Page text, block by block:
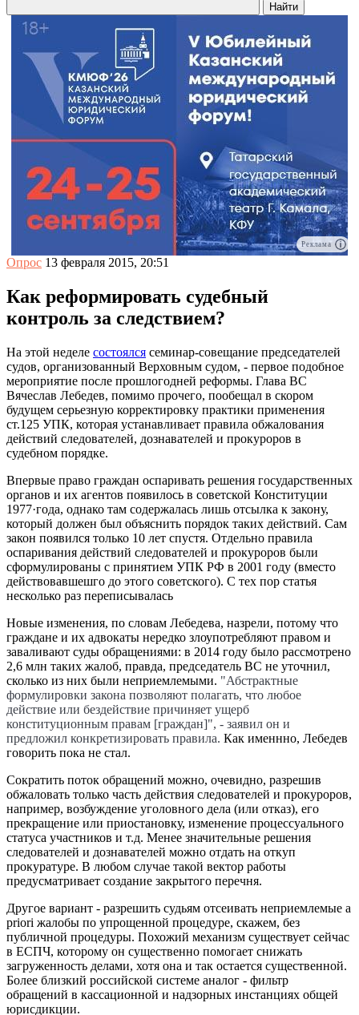
Найти
Реклама
Опрос 13 февраля 2015, 20:51
Как реформировать судебный
контроль за следствием?
На этой неделе состоялся семинар-совещание председателей
судов, организованный Верховным судом, - первое подобное
мероприятие после прошлогодней реформы. Глава ВС
Вячеслав Лебедев, помимо прочего, пообещал в скором
будущем серьезную корректировку практики применения
ст.125 УПК, которая устанавливает правила обжалования
действий следователей, дознавателей и прокуроров в
судебном порядке.
Впервые право граждан оспаривать решения государственных
органов и их агентов появилось в советской Конституции
1977·года, однако там содержалась лишь отсылка к закону,
который должен был объяснить порядок таких действий. Сам
закон появился только 10 лет спустя. Отдельно правила
оспаривания действий следователей и прокуроров были
сформулированы с принятием УПК РФ в 2001 году (вместо
действовавшешго до этого советского). С тех пор статья
несколько раз переписывалась
Новые изменения, по словам Лебедева, назрели, потому что
граждане и их адвокаты нередко злоупотребляют правом и
заваливают суды обращениями: в 2014 году было рассмотрено
2,6 млн таких жалоб, правда, председатель ВС не уточнил,
сколько из них были неприемлемыми. "Абстрактные
формулировки закона позволяют полагать, что любое
действие или бездействие причиняет ущерб
конституционным правам [граждан]", - заявил он и
предложил конкретизировать правила. Как именнно, Лебедев
говорить пока не стал.
Сократить поток обращений можно, очевидно, разрешив
обжаловать только часть действия следователей и прокуроров,
например, возбуждение уголовного дела (или отказ), его
прекращение или приостановку, изменение процессуального
статуса участников и т.д. Менее значительные решения
следователей и дознавателей можно отдать на откуп
прокуратуре. В любом случае такой вектор работы
предусматривает создание закрытого перечня.
Другое вариант - разрешить судьям отсеивать неприемлемые a
priori жалобы по упрощенной процедуре, скажем, без
публичной процедуры. Похожий механизм существует сейчас
в ЕСПЧ, которому он существенно помогает снижать
загруженность делами, хотя она и так остается существенной.
Более близкий российской системе аналог - фильтр
обращений в кассационной и надзорных инстанциях общей
юрисдикции.